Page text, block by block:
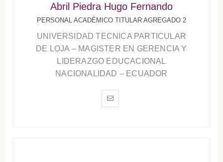
Abril Piedra Hugo Fernando
PERSONAL ACADÉMICO TITULAR AGREGADO 2
UNIVERSIDAD TECNICA PARTICULAR
DE LOJA – MAGISTER EN GERENCIA Y
LIDERAZGO EDUCACIONAL
NACIONALIDAD – ECUADOR